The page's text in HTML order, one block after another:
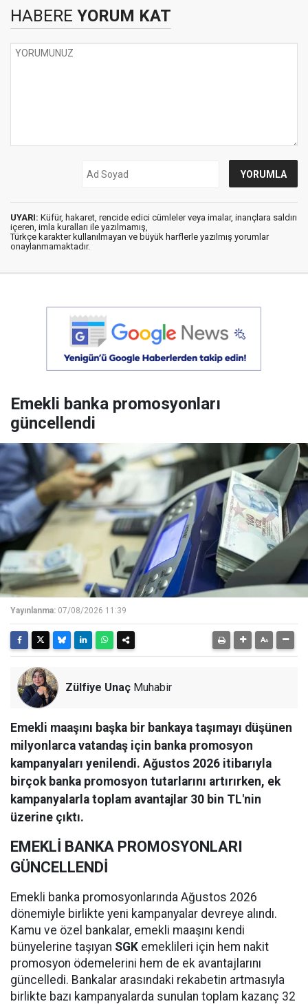
HABERE YORUM KAT
UYARI: Küfür, hakaret, rencide edici cümleler veya imalar, inançlara saldırı
içeren, imla kuralları ile yazılmamış,
Türkçe karakter kullanılmayan ve büyük harflerle yazılmış yorumlar
onaylanmamaktadır.
Emekli banka promosyonları
güncellendi
Yayınlanma: 07/08/2026 11:39
Zülfiye Unaç Muhabir
Emekli maaşını başka bir bankaya taşımayı düşünen
milyonlarca vatandaş için banka promosyon
kampanyaları yenilendi. Ağustos 2026 itibarıyla
birçok banka promosyon tutarlarını artırırken, ek
kampanyalarla toplam avantajlar 30 bin TL'nin
üzerine çıktı.
EMEKLİ BANKA PROMOSYONLARI
GÜNCELLENDİ
Emekli banka promosyonlarında Ağustos 2026
dönemiyle birlikte yeni kampanyalar devreye alındı.
Kamu ve özel bankalar, emekli maaşını kendi
bünyelerine taşıyan SGK emeklileri için hem nakit
promosyon ödemelerini hem de ek avantajlarını
güncelledi. Bankalar arasındaki rekabetin artmasıyla
birlikte bazı kampanyalarda sunulan toplam kazanç 32